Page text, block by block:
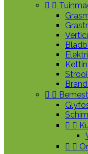
 
 
 
 